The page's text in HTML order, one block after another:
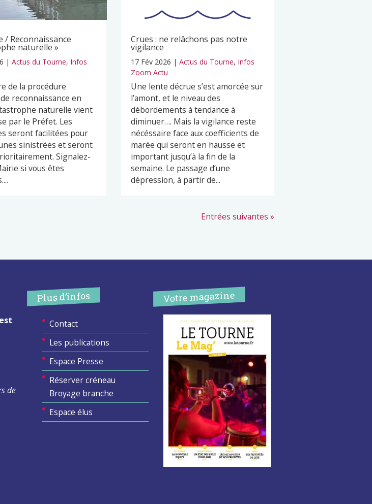
/ Reconnaissance
naturelle »
| Actus du Tourne, Infos
de la procédure
reconnaissance en
naturelle vient
par le Préfet. Les
seront facilitées pour
sinistrées et seront
Signalez-
si vous êtes
Crues : ne relâchons pas notre
vigilance
17 Fév 2026 |Actus du Tourne, Infos
Zoom Actu
Une lente décrue s’est amorcée sur
l’amont, et le niveau des
débordements à tendance à
diminuer…. Mais la vigilance reste
nécéssaire face aux coefficients de
marée qui seront en hausse et
important jusqu’à la fin de la
semaine. Le passage d’une
dépression, à partir de...
Entrées suivantes »
de
Plus d’infos
Contact
Les publications
Espace Presse
Réserver créneau
Broyage branche
Espace élus
Votre magazine